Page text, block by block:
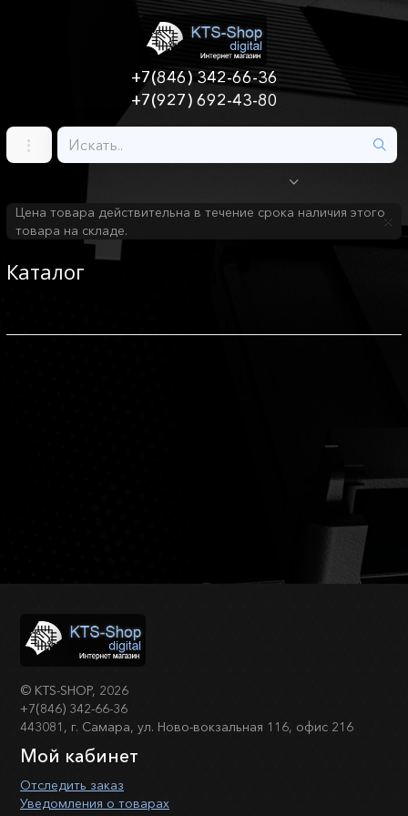
+7(846) 342-66-36
+7(927) 692-43-80
Цена товара действительна в течение срока наличия этого
товара на складе.
Каталог
© KTS-SHOP, 2026
+7(846) 342-66-36
443081, г. Самара, ул. Ново-вокзальная 116, офис 216
Мой кабинет
Отследить заказ
Уведомления о товарах